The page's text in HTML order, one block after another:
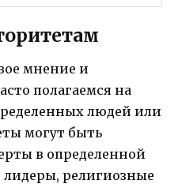
мнение и
полагаемся на
людей или
могут быть
в определенной
лидеры, религиозные